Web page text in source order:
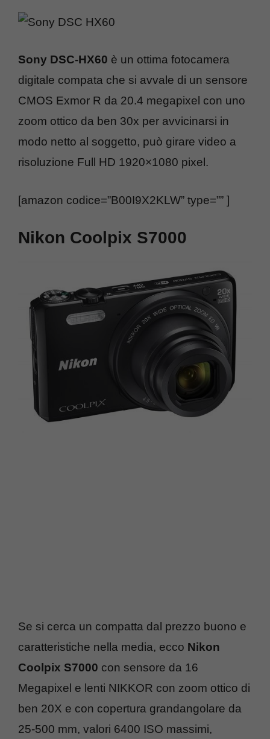
Sony DSC-HX60 è un ottima fotocamera
digitale compata che si avvale di un sensore
CMOS Exmor R da 20.4 megapixel con uno
zoom ottico da ben 30x per avvicinarsi in
modo netto al soggetto, può girare video a
risoluzione Full HD 1920×1080 pixel.
[amazon codice=”B00I9X2KLW” type=”” ]
Nikon Coolpix S7000
Se si cerca un compatta dal prezzo buono e
caratteristiche nella media, ecco Nikon
Coolpix S7000 con sensore da 16
Megapixel e lenti NIKKOR con zoom ottico di
ben 20X e con copertura grandangolare da
25-500 mm, valori 6400 ISO massimi,